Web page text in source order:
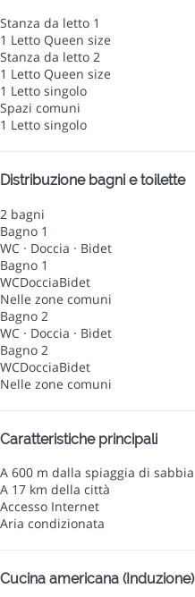
Stanza da letto 1
1 Letto Queen size
Stanza da letto 2
1 Letto Queen size
1 Letto singolo
Spazi comuni
1 Letto singolo
Distribuzione bagni e toilette
2 bagni
Bagno 1
WC · Doccia · Bidet
Bagno 1
WCDocciaBidet
Nelle zone comuni
Bagno 2
WC · Doccia · Bidet
Bagno 2
WCDocciaBidet
Nelle zone comuni
Caratteristiche principali
A 600 m dalla spiaggia di sabbia
A 17 km della città
Accesso Internet
Aria condizionata
Cucina americana (Induzione)